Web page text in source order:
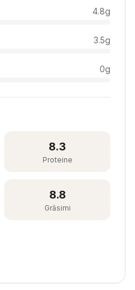
4.8g
3.5g
0g
8.3
Proteine
8.8
Grăsimi